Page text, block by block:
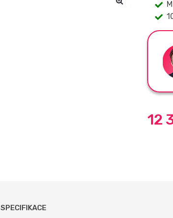
12
SPECIFIKACE